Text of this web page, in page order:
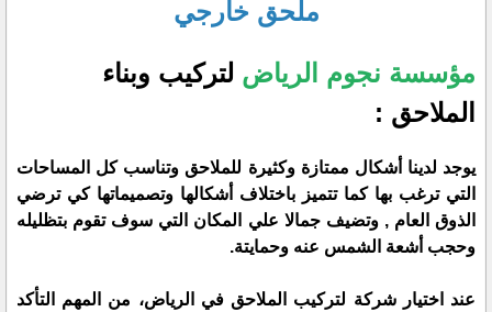
ملحق خارجي
مؤسسة نجوم الرياض لتركيب وبناء
الملاحق :
يوجد لدينا أشكال ممتازة وكثيرة للملاحق وتناسب كل المساحات
التي ترغب بها كما تتميز باختلاف أشكالها وتصميماتها كي ترضي
الذوق العام , وتضيف جمالا علي المكان التي سوف تقوم بتظليله
وحجب أشعة الشمس عنه وحمايتة.
عند اختيار شركة لتركيب الملاحق في الرياض، من المهم التأكد